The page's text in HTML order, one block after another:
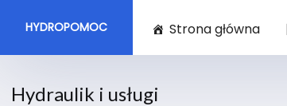
HYDROPOMOC Strona główna
Hydraulik i usługi